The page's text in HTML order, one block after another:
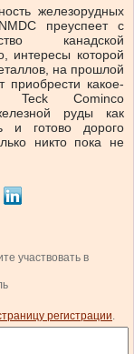
железорудных
преуспеет с
канадской
интересы которой
на прошлой
приобрести какое-
Teck Cominco
руды как
и готово дорого
никто пока не
участвовать в
регистрации